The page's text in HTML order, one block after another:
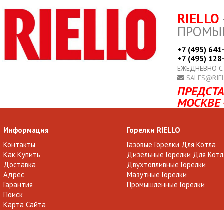
RIELLO
+7 (495)
+7 (495)
ЕЖЕДНЕВНО
МОСКВЕ
Информация
Контакты
Как Купить
Доставка
Адрес
Гарантия
Поиск
Карта Сайта
Горелки RIELLO
Газовые Горелки Для Котла
Дизельные Горелки Для
Двухтопливные Горелки
Мазутные Горелки
Промышленные Горелки